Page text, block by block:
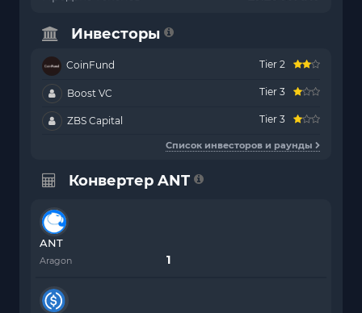
Инвесторы
CoinFund Tier 2
Boost VC Tier 3
ZBS Capital Tier 3
Список инвесторов и раунды
Конвертер ANT
ANT
Aragon